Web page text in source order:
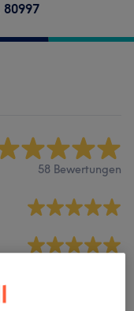
80997
58 Bewertungen